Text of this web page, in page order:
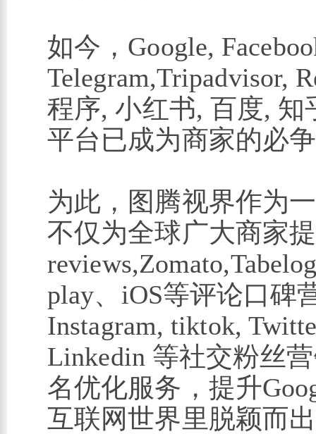
如今，Google,
Telegram,Tripadvisor,
程序, 小红书, 百度,
平台已成为商家的必
为此，图腾视界作为
不仅为全球广大商家
play、iOS等评论口碑
Instagram, tiktok,
Linkedin 等社交粉丝
名优化服务，提升
互联网世界里脱颖而